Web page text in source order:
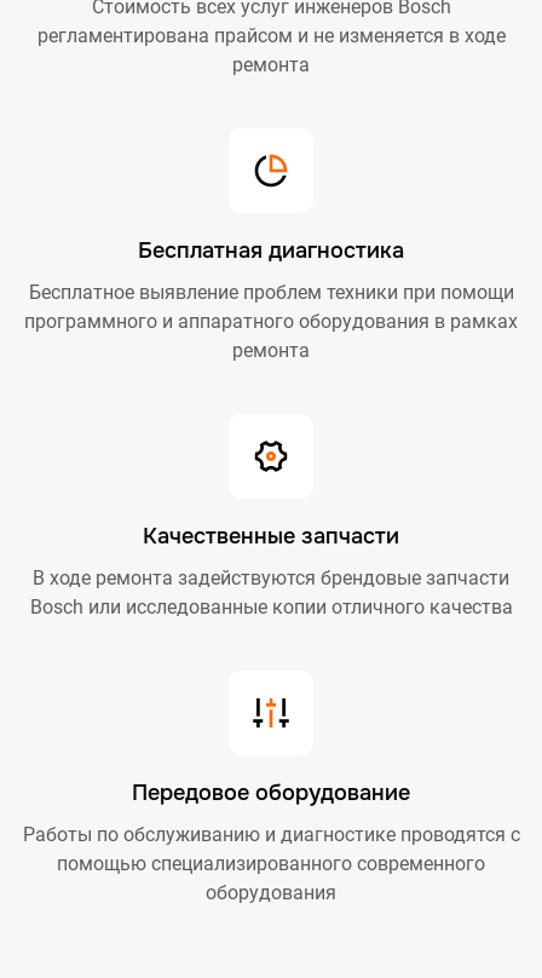
Стоимость всех услуг инженеров Bosch
регламентирована прайсом и не изменяется в ходе
ремонта
Бесплатная диагностика
Бесплатное выявление проблем техники при помощи
программного и аппаратного оборудования в рамках
ремонта
Качественные запчасти
В ходе ремонта задействуются брендовые запчасти
Bosch или исследованные копии отличного качества
Передовое оборудование
Работы по обслуживанию и диагностике проводятся с
помощью специализированного современного
оборудования